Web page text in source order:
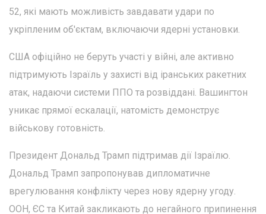
52, які мають можливість завдавати удари по
укріпленим об'єктам, включаючи ядерні установки.
США офіційно не беруть участі у війні, але активно
підтримують Ізраїль у захисті від іранських ракетних
атак, надаючи системи ППО та розвіддані. Вашингтон
уникає прямої ескалації, натомість демонструє
військову готовність.
Президент Дональд Трамп підтримав дії Ізраїлю.
Дональд Трамп запропонував дипломатичне
врегулювання конфлікту через нову ядерну угоду.
ООН, ЄС та Китай закликають до негайного припинення